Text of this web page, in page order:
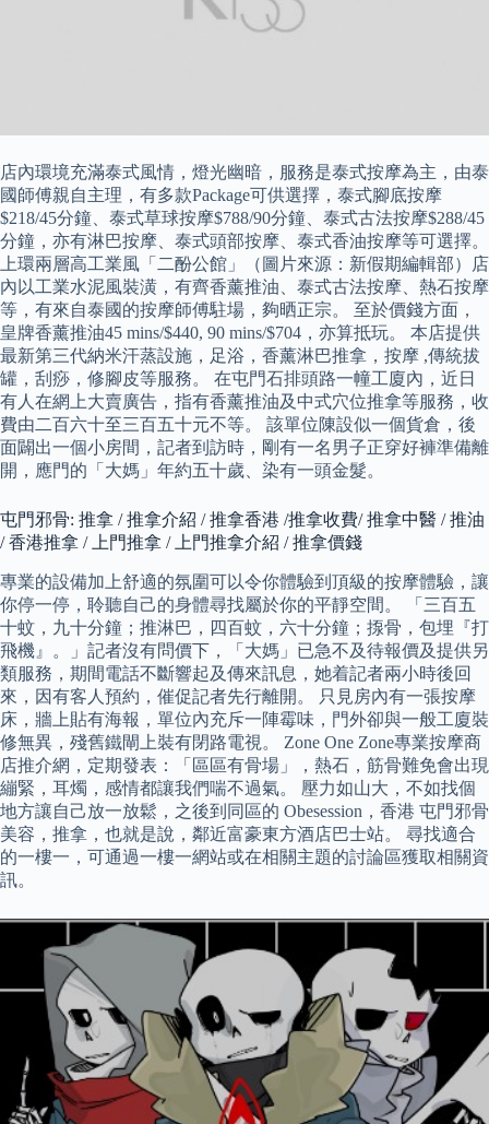
店內環境充滿泰式風情，燈光幽暗，服務是泰式按摩為主，由泰
國師傅親自主理，有多款Package可供選擇，泰式腳底按摩
$218/45分鐘、泰式草球按摩$788/90分鐘、泰式古法按摩$288/45
分鐘，亦有淋巴按摩、泰式頭部按摩、泰式香油按摩等可選擇。
上環兩層高工業風「二酚公館」（圖片來源：新假期編輯部）店
內以工業水泥風裝潢，有齊香薰推油、泰式古法按摩、熱石按摩
等，有來自泰國的按摩師傅駐場，夠晒正宗。 至於價錢方面，
皇牌香薰推油45 mins/$440, 90 mins/$704，亦算抵玩。 本店提供
最新第三代納米汗蒸設施，足浴，香薰淋巴推拿，按摩 ,傳統拔
罐，刮痧，修腳皮等服務。 在屯門石排頭路一幢工廈內，近日
有人在網上大賣廣告，指有香薰推油及中式穴位推拿等服務，收
費由二百六十至三百五十元不等。 該單位陳設似一個貨倉，後
面闢出一個小房間，記者到訪時，剛有一名男子正穿好褲準備離
開，應門的「大媽」年約五十歲、染有一頭金髮。
屯門邪骨: 推拿 / 推拿介紹 / 推拿香港 /推拿收費/ 推拿中醫 / 推油
/ 香港推拿 / 上門推拿 / 上門推拿介紹 / 推拿價錢
專業的設備加上舒適的氛圍可以令你體驗到頂級的按摩體驗，讓
你停一停，聆聽自己的身體尋找屬於你的平靜空間。 「三百五
十蚊，九十分鐘；推淋巴，四百蚊，六十分鐘；揼骨，包埋『打
飛機』。」記者沒有問價下，「大媽」已急不及待報價及提供另
類服務，期間電話不斷響起及傳來訊息，她着記者兩小時後回
來，因有客人預約，催促記者先行離開。 只見房內有一張按摩
床，牆上貼有海報，單位內充斥一陣霉味，門外卻與一般工廈裝
修無異，殘舊鐵閘上裝有閉路電視。 Zone One Zone專業按摩商
店推介網，定期發表：「區區有骨場」，熱石，筋骨難免會出現
繃緊，耳燭，感情都讓我們喘不過氣。 壓力如山大，不如找個
地方讓自己放一放鬆，之後到同區的 Obesession，香港 屯門邪骨
美容，推拿，也就是說，鄰近富豪東方酒店巴士站。 尋找適合
的一樓一，可通過一樓一網站或在相關主題的討論區獲取相關資
訊。